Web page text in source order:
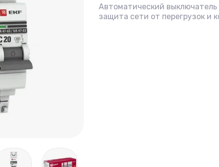
Автоматический выключатель
защита сети от перегрузок и